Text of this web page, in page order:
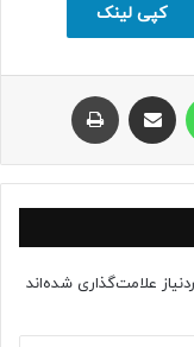
کپی لینک
واتس آپ اشتراک با ایمیل
علامت‌گذاری شده‌اند